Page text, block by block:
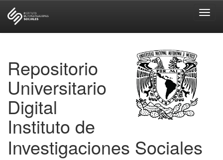
Repositorio
Universitario
Digital
Instituto de
Investigaciones Sociales